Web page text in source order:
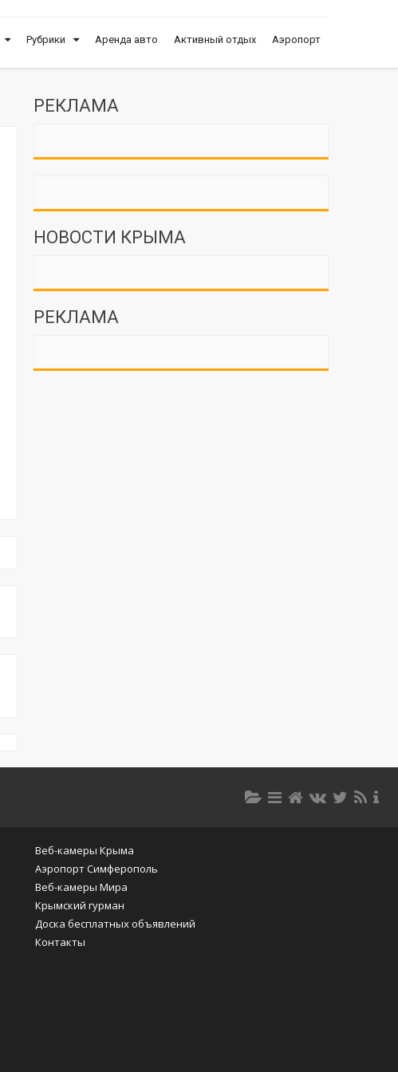
Рубрики Аренда авто Активный отдых Аэропорт
РЕКЛАМА
НОВОСТИ КРЫМА
РЕКЛАМА
Веб-камеры Крыма
Аэропорт Симферополь
Веб-камеры Мира
Крымский гурман
Доска бесплатных объявлений
Контакты